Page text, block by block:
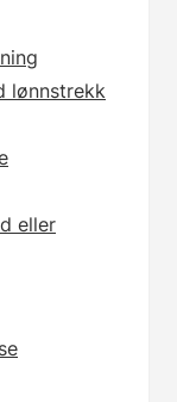
lønnstrekk
eller